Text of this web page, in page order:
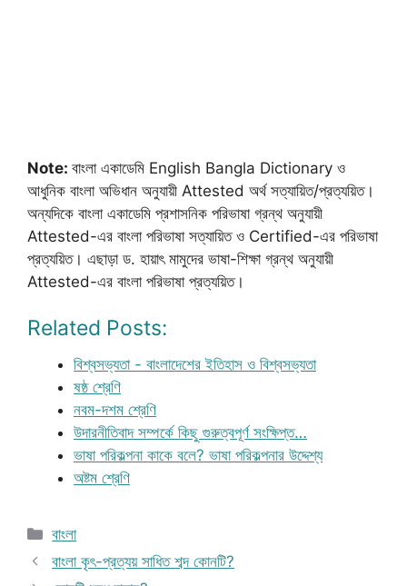
Note: বাংলা একাডেমি English Bangla Dictionary ও
আধুনিক বাংলা অভিধান অনুযায়ী Attested অর্থ সত্যায়িত/প্রত্যয়িত।
অন্যদিকে বাংলা একাডেমি প্রশাসনিক পরিভাষা গ্রন্থ অনুযায়ী
Attested-এর বাংলা পরিভাষা সত্যায়িত ও Certified-এর পরিভাষা
প্রত্যয়িত। এছাড়া ড. হায়াৎ মামুদের ভাষা-শিক্ষা গ্রন্থ অনুযায়ী
Attested-এর বাংলা পরিভাষা প্রত্যয়িত।
Related Posts:
বিশ্বসভ্যতা - বাংলাদেশের ইতিহাস ও বিশ্বসভ্যতা
ষষ্ঠ শ্রেণি
নবম-দশম শ্রেণি
উদারনীতিবাদ সম্পর্কে কিছু গুরুত্বপূর্ণ সংক্ষিপ্ত…
ভাষা পরিকল্পনা কাকে বলে? ভাষা পরিকল্পনার উদ্দেশ্য
অষ্টম শ্রেণি
Categories
বাংলা
বাংলা কৃৎ-প্রত্যয় সাধিত শব্দ কোনটি?